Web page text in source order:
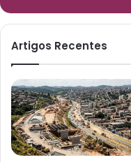
Artigos Recentes